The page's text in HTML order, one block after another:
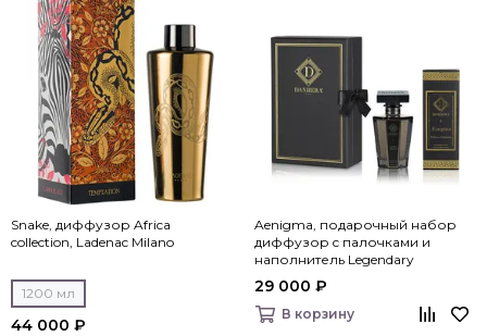
Snake, диффузор Africa
collection, Ladenac Milano
1200 мл
44 000 ₽
Aenigma, подарочный набор
диффузор c палочками и
наполнитель Legendary
Fragrances, Danhera Italy
29 000 ₽
В корзину